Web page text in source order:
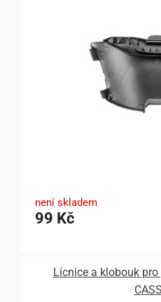
není skladem
99 Kč
Lícnice a klobouk